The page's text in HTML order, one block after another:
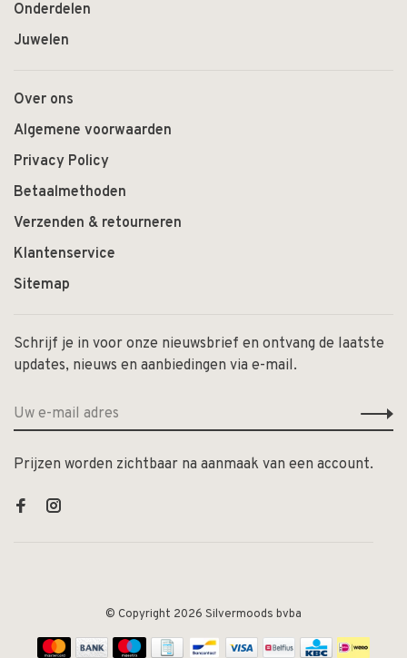
Onderdelen
Juwelen
Over ons
Algemene voorwaarden
Privacy Policy
Betaalmethoden
Verzenden & retourneren
Klantenservice
Sitemap
Schrijf je in voor onze nieuwsbrief en ontvang de laatste
updates, nieuws en aanbiedingen via e-mail.
Prijzen worden zichtbaar na aanmaak van een account.
© Copyright 2026 Silvermoods bvba